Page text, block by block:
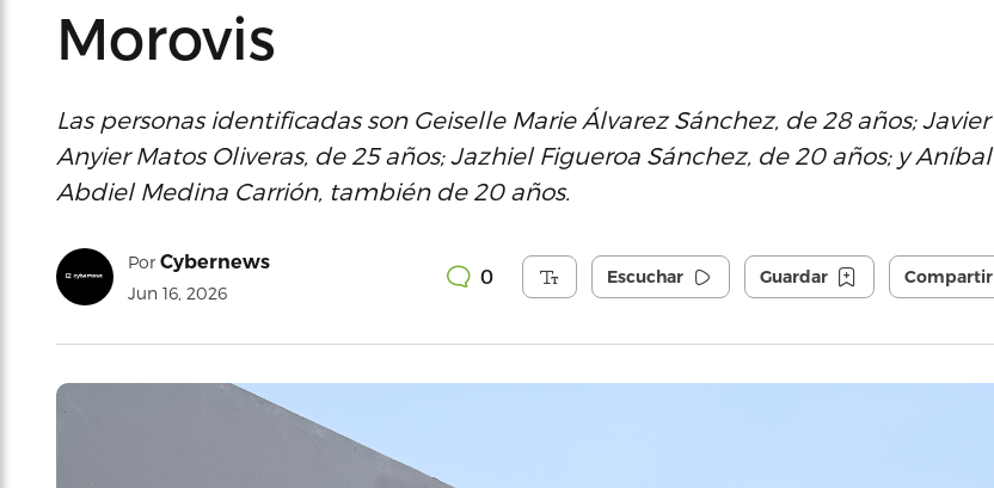
Morovis
Las personas identificadas son Geiselle Marie Álvarez Sánchez, de 28 años; Javier
Anyier Matos Oliveras, de 25 años; Jazhiel Figueroa Sánchez, de 20 años; y Aníbal
Abdiel Medina Carrión, también de 20 años.
Por Cybernews
Jun 16, 2026
0 Escuchar Guardar Compartir